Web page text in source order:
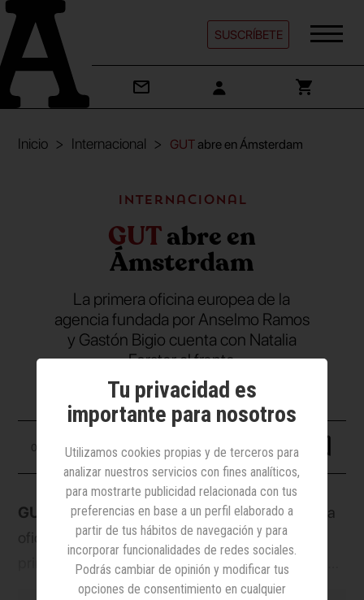
SUSCRÍBETE
Inicio Internacional GUT abre en Ámsterdam
Internacional
GUTabre en
Ámsterdam
La primera oficina europea de la
agencia fundada por Anselmo Ramos
y Gastón Bigio cuenta con Natalia
Forster al frente
03 julio 2023
GUT
ha abierto la que se convierte en la séptima
oficina de su red y la que además supone su
primera aventura fuera del continente americano.
La agencia fundada por Anselmo Ramos y Gastón
Tu privacidad es
importante para nosotros
Utilizamos cookies propias y de terceros para
analizar nuestros servicios con fines analíticos,
para mostrarte publicidad relacionada con tus
preferencias en base a un perfil elaborado a
partir de tus hábitos de navegación y para
incorporar funcionalidades de redes sociales.
Podrás cambiar de opinión y modificar tus
opciones de consentimiento en cualquier